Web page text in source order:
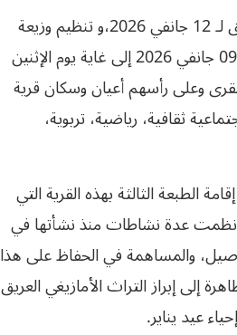
للتذكير، فإن الاحتفال وإحياء رأس السنة الأمازيغية يناير 2976 الموافق لـ 12 جانفي 2026،و تنظيم وزيعة
“ثيمشرط” عرش ناث مدور”يتم لمدة أربعة أيام ابتداء من يوم الجمعة 09 جانفي 2026 إلى غاية يوم الإثنين
القرى وعلى رأسهم أعيان وسكان قرية
ثقافية، رياضية، تربوية،
الطبعة الثالثة بهذه القرية التي
نظمت عدة نشاطات منذ نشأتها في
الأصيل، والمساهمة في الحفاظ على هذا
إلى إبراز التراث الأمازيغي العريق
عيد يناير.